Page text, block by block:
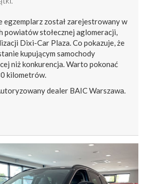
egzemplarz został zarejestrowany w
powiatów stołecznej aglomeracji,
Dixi-Car Plaza. Co pokazuje, że
kupującym samochody
niż konkurencja. Warto pokonać
kilometrów.
dealer BAIC Warszawa.